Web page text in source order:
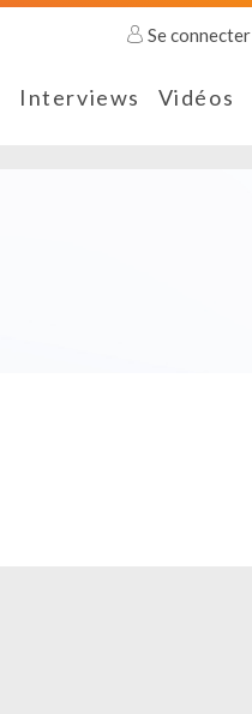
Se connecter
Interviews Vidéos